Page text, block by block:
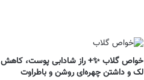
خواص گلاب ✨+ راز شادابی پوست، کاهش
لک و داشتن چهره‌ای روشن و باطراوت